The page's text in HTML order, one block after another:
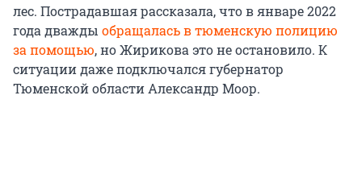
лес. Пострадавшая рассказала, что в январе 2022
года дважды обращалась в тюменскую полицию
за помощью, но Жирикова это не остановило. К
ситуации даже подключался губернатор
Тюменской области Александр Моор.